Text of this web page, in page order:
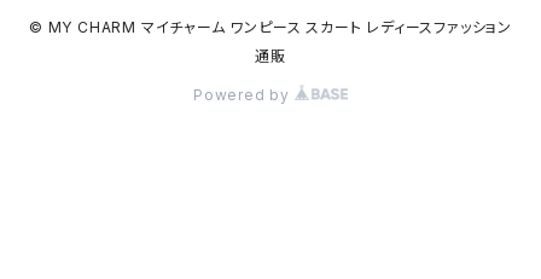
その他
ペチコート/ペチパンツ
その他
タイツ
© MY CHARM マイチャーム ワンピース スカート レディースファッション
通販
Powered by